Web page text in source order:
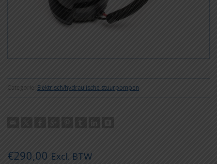
Categorie: Elektrisch/hydraulische stuurpompen
€290,00 Excl. BTW